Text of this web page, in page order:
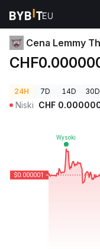
Ceny kryptowalut
Cena Lemmy
24H 7D 14D 30D
Niski CHF